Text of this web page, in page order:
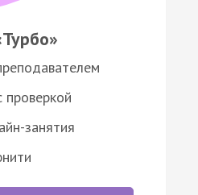
занятия